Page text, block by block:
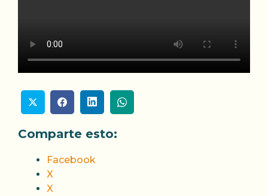
Comparte esto:
Facebook
X
X